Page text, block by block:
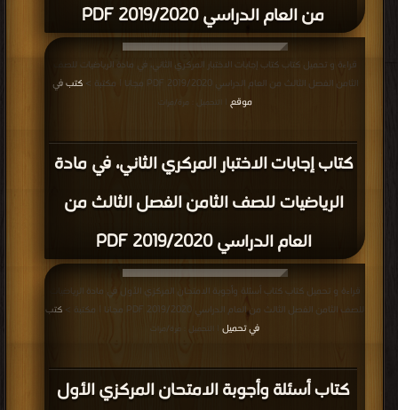
من العام الدراسي 2019/2020 PDF
كتاب إجابات الاختبار المركري الثاني، في مادة
الرياضيات للصف الثامن الفصل الثالث من
العام الدراسي 2019/2020 PDF
قراءة و تحميل كتاب كتاب إجابات الاختبار المركري الثاني، في مادة الرياضيات للصف
الثامن الفصل الثالث من العام الدراسي 2019/2020 PDF مجانا | مكتبة >
كتب في
موقع
| التحميل : مرة/مرات
كتاب أسئلة وأجوبة الامتحان المركزي الأول
قراءة و تحميل كتاب كتاب أسئلة وأجوبة الامتحان المركزي الأول في مادة الرياضيات
للصف الثامن الفصل الثالث من العام الدراسي 2019/2020 PDF مجانا | مكتبة >
كتب
في تحميل
| التحميل : مرة/مرات